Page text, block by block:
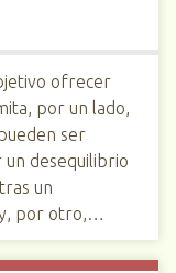
ofrecer
por un lado,
ser
un desequilibrio
un
por otro,…